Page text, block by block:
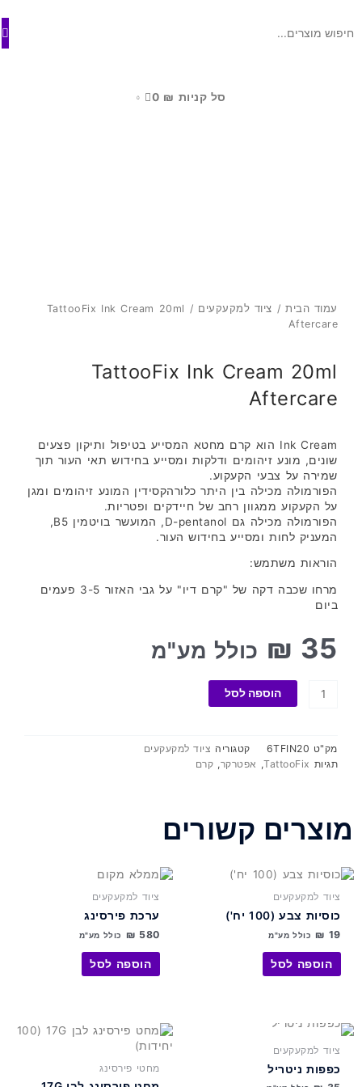
סל קניות ₪
0
עמוד הבית/ ציוד למקעקעים
/ TattooFix Ink Cream 20ml
Aftercare
TattooFix Ink Cream 20ml
Aftercare
Ink Cream הוא קרם מחטא המסייע בטיפול ותיקון פצעים
שונים, מונע זיהומים ודלקות ומסייע בחידוש תאי העור תוך
שמירה על צבעי הקעקוע.
הפורמולה מכילה בין היתר כלורהקסידין המונע זיהומים ומגן
על הקעקוע ממגוון רחב של חיידקים ופטריות.
הפורמולה מכילה גם D-pentanol, המועשר בויטמין B5,
המעניק לחות ומסייע בחידוש העור.
הוראות משתמש:
מרחו שכבה דקה של "קרם דיו" על גבי האזור 3-5 פעמים
ביום
₪ 35 כולל מע"מ
של
Cream
20ml
הוספה לסל
מק"ט 6TFIN20 קטגוריה ציוד למקעקעים
תגיות TattooFix
, אפטרקר, קרם
מוצרים קשורים
ציוד למקעקעים
כוסיות צבע (100 יח')
₪ 19 כולל מע"מ
הוספה לסל
ציוד למקעקעים
ערכת פירסינג
₪ 580 כולל מע"מ
הוספה לסל
ציוד למקעקעים
כפפות ניטריל
למוצר
מספר
מחטי פירסינג